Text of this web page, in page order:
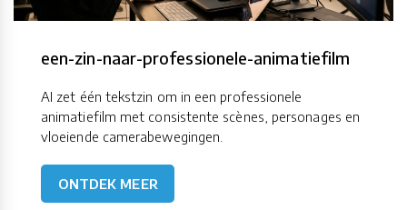
een-zin-naar-professionele-animatiefilm
AI zet één tekstzin om in een professionele
animatiefilm met consistente scènes, personages en
vloeiende camerabewegingen.
ONTDEK MEER